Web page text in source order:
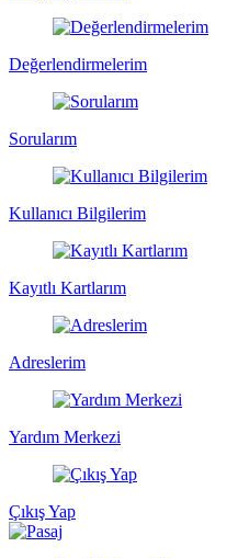
Değerlendirmelerim
Sorularım
Kullanıcı Bilgilerim
Kayıtlı Kartlarım
Adreslerim
Yardım Merkezi
Çıkış Yap